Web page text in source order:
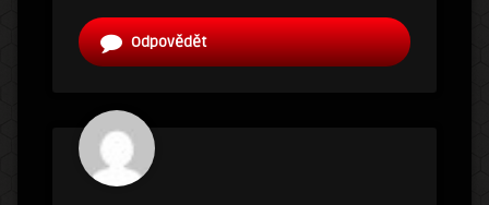
Odpovědět